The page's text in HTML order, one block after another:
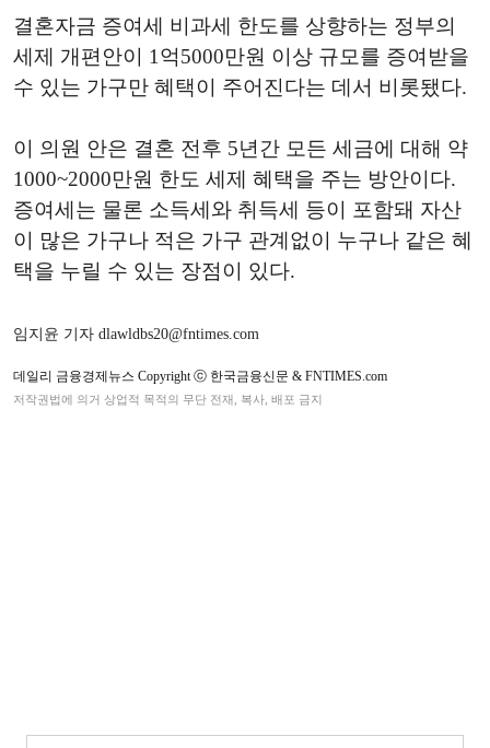
결혼자금 증여세 비과세 한도를 상향하는 정부의
세제 개편안이 1억5000만원 이상 규모를 증여받을
수 있는 가구만 혜택이 주어진다는 데서 비롯됐다.
이 의원 안은 결혼 전후 5년간 모든 세금에 대해 약
1000~2000만원 한도 세제 혜택을 주는 방안이다.
증여세는 물론 소득세와 취득세 등이 포함돼 자산
이 많은 가구나 적은 가구 관계없이 누구나 같은 혜
택을 누릴 수 있는 장점이 있다.
임지윤 기자 dlawldbs20@fntimes.com
데일리 금융경제뉴스 Copyright ⓒ 한국금융신문 & FNTIMES.com
저작권법에 의거 상업적 목적의 무단 전재, 복사, 배포 금지